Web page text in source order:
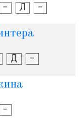
- Л -
Д -
-